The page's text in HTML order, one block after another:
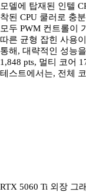
모델에 탑재된 인텔
착된 CPU 쿨러로 충
모두 PWM 컨트롤이
따른 균형 잡힌 사용
통해, 대략적인 성능
1,848 pts, 멀티 코어
테스트에서는, 전체
RTX 5060 Ti 외장 그